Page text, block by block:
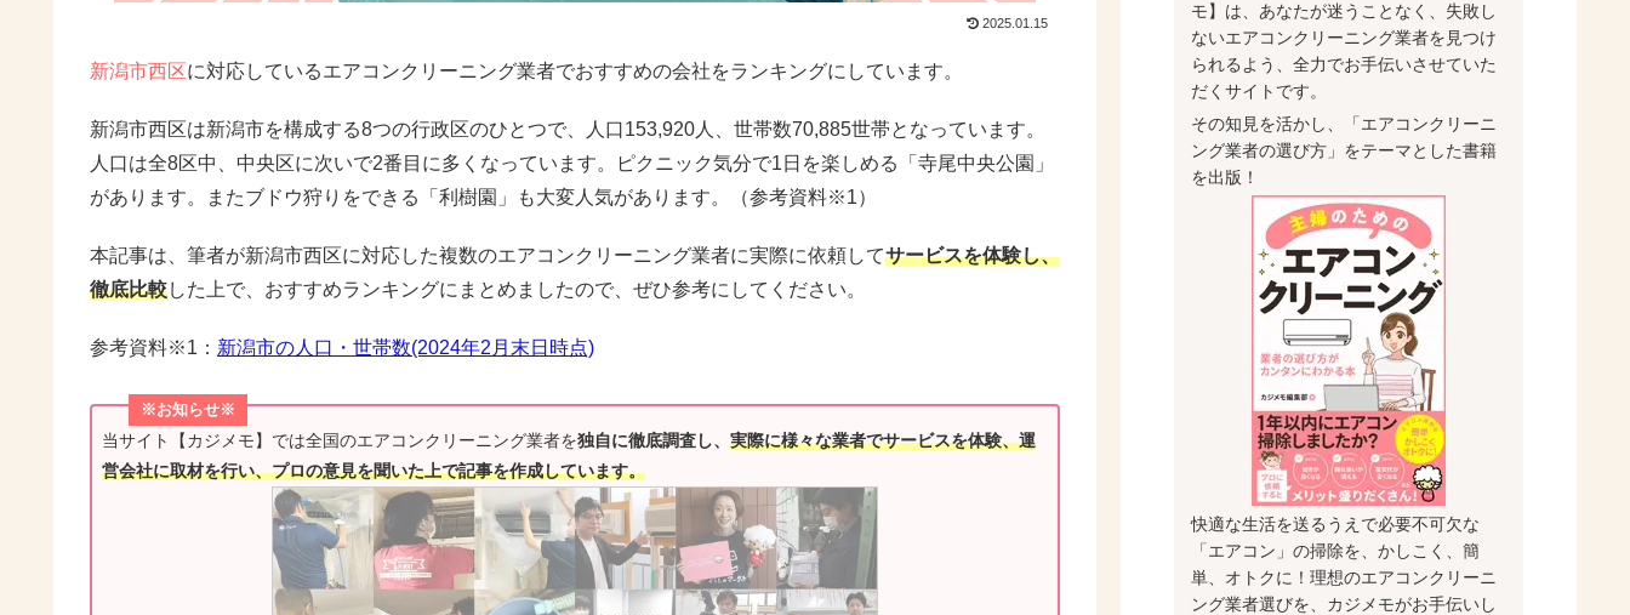
2025.01.15
新潟市西区に対応しているエアコンクリーニング業者でおすすめの会社をランキングにしています。
新潟市西区は新潟市を構成する8つの行政区のひとつで、人口153,920人、世帯数70,885世帯となっています。
人口は全8区中、中央区に次いで2番目に多くなっています。ピクニック気分で1日を楽しめる「寺尾中央公園」
があります。またブドウ狩りをできる「利樹園」も大変人気があります。（参考資料※1）
本記事は、筆者が新潟市西区に対応した複数のエアコンクリーニング業者に実際に依頼してサービスを体験し、
徹底比較した上で、おすすめランキングにまとめましたので、ぜひ参考にしてください。
参考資料※1： 新潟市の人口・世帯数(2024年2月末日時点)
※お知らせ※
当サイト【カジメモ】では全国のエアコンクリーニング業者を独自に徹底調査し、 実際に様々な業者でサービスを体験、運
営会社に取材を行い、プロの意見を聞いた上で記事を作成しています。
モ】は、あなたが迷うことなく、失敗し
ないエアコンクリーニング業者を見つけ
られるよう、全力でお手伝いさせていた
だくサイトです。
その知見を活かし、「エアコンクリーニ
ング業者の選び方」をテーマとした書籍
を出版！
快適な生活を送るうえで必要不可欠な
「エアコン」の掃除を、かしこく、簡
単、オトクに！理想のエアコンクリーニ
ング業者選びを、カジメモがお手伝いし